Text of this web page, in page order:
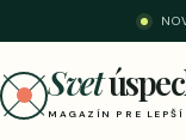
Svet
MAGAZÍN PRE